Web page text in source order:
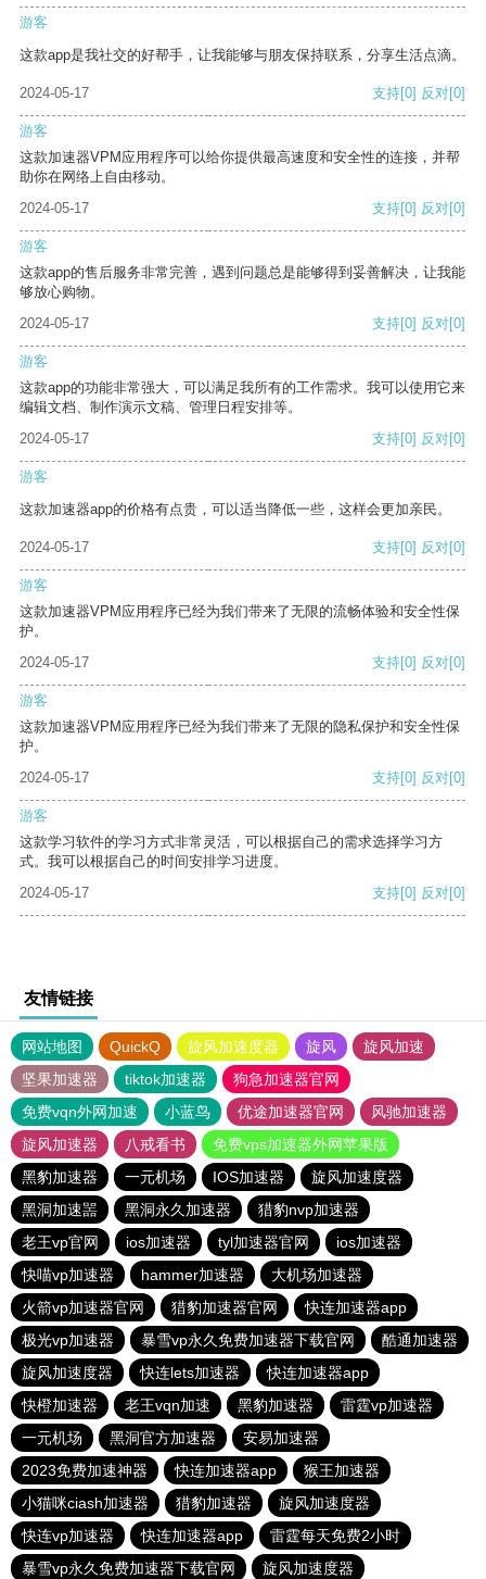
游客
这款app是我社交的好帮手，让我能够与朋友保持联系，分享生活点滴。
2024-05-17 支持[0] 反对[0]
游客
这款加速器VPM应用程序可以给你提供最高速度和安全性的连接，并帮
助你在网络上自由移动。
2024-05-17
支持[0] 反对[0]
游客
这款app的售后服务非常完善，遇到问题总是能够得到妥善解决，让我能
够放心购物。
2024-05-17
支持[0] 反对[0]
游客
这款app的功能非常强大，可以满足我所有的工作需求。我可以使用它来
编辑文档、制作演示文稿、管理日程安排等。
2024-05-17
支持[0] 反对[0]
游客
这款加速器app的价格有点贵，可以适当降低一些，这样会更加亲民。
2024-05-17 支持[0] 反对[0]
游客
这款加速器VPM应用程序已经为我们带来了无限的流畅体验和安全性保
护。
2024-05-17
支持[0] 反对[0]
游客
这款加速器VPM应用程序已经为我们带来了无限的隐私保护和安全性保
护。
2024-05-17
支持[0] 反对[0]
游客
这款学习软件的学习方式非常灵活，可以根据自己的需求选择学习方
式。我可以根据自己的时间安排学习进度。
2024-05-17
支持[0] 反对[0]
友情链接
网站地图 QuickQ 旋风加速度器 旋风
旋风加速
坚果加速器
tiktok加速器
狗急加速器官网
免费vqn外网加速
小蓝鸟 优途加速器官网
风驰加速器
旋风加速器
八戒看书
免费vps加速器外网苹果版
黑豹加速器
一元机场 IOS加速器
旋风加速度器
黑洞加速噐
黑洞永久加速器
猎豹nvp加速器
老王vp官网
ios加速器 tyl加速器官网
ios加速器
快喵vp加速器
hammer加速器
大机场加速器
火箭vp加速器官网
猎豹加速器官网
快连加速器app
极光vp加速器
暴雪vp永久免费加速器下载官网
酷通加速器
旋风加速度器
快连lets加速器
快连加速器app
快橙加速器
老王vqn加速 黑豹加速器
雷霆vp加速器
一元机场
黑洞官方加速器
安易加速器
2023免费加速神器
快连加速器app
猴王加速器
小猫咪ciash加速器
猎豹加速器
旋风加速度器
快连vp加速器
快连加速器app
雷霆每天免费2小时
暴雪vp永久免费加速器下载官网
旋风加速度器